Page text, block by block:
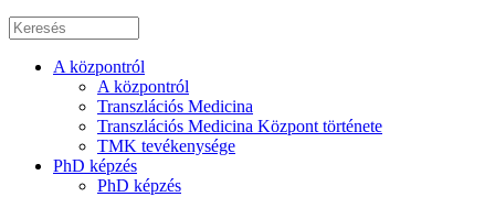
A központról
A központról
Transzlációs Medicina
Transzlációs Medicina Központ története
TMK tevékenysége
PhD képzés
PhD képzés